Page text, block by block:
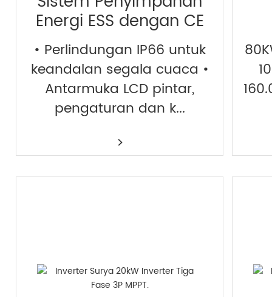
Energi ESS dengan CE
• Perlindungan IP66 untuk
keandalan segala cuaca •
Antarmuka LCD pintar,
pengaturan dan k...
>